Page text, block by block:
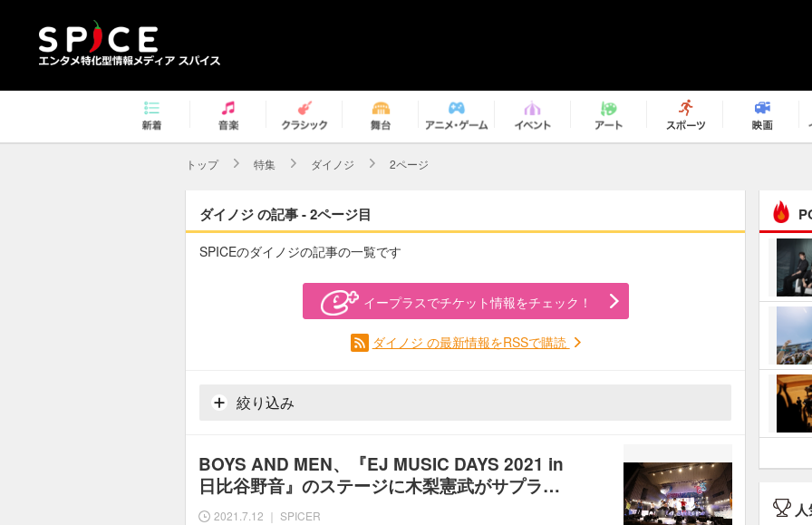
トップ 特集 ダイノジ 2ページ
ダイノジ の記事 - 2ページ目
SPICEのダイノジの記事の一覧です
イープラスでチケット情報をチェック！
ダイノジ の最新情報をRSSで購読
絞り込み
BOYS AND MEN、『EJ MUSIC DAYS 2021 in
日比谷野音』のステージに木梨憲武がサプラ…
2021.7.12 ｜ SPICER